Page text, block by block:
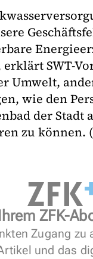
SWT-
Umwelt,
wie den
der Stadt
zu können.
ZFK-
Zugang zu
und das